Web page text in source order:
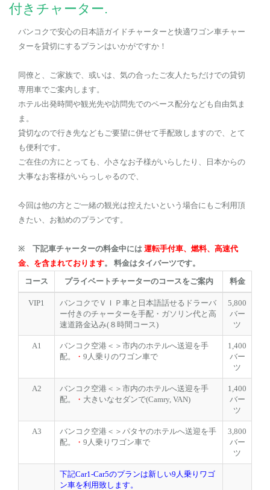
付きチャーター.
バンコクで安心の日本語ガイドチャーターと快適ワゴン車チャー
ターを貸切にするプランはいかがですか！
同僚と、ご家族で、或いは、気の合ったご友人たちだけでの貸切
専用車でご案内します。
ホテル出発時間や観光先や訪問先でのペース配分なども自由気ま
ま。
貸切なので行き先などもご要望に併せて手配致しますので、とて
も便利です。
ご在住の方にとっても、小さなお子様がいらしたり、日本からの
大事なお客様がいらっしゃるので、
今回は他の方とご一緒の観光は控えたいという場合にもご利用頂
きたい、お勧めのプランです。
※ 下記車チャーターの料金中には 運転手付車、燃料、高速代
金、を含まれております。 料金はタイバーツです。
コース
プライベートチャーターのコースをご案内 料金
VIP1
バンコクでＶＩＰ車と日本語話せるドラーバ
ー付きのチャーターを手配・ガソリン代と高
速道路金込み(８時間コース)
5,800
バー
ツ
A1
バンコク空港＜＞市内のホテルへ送迎を手
配。
・ 9人乗りのワゴン車で
1,400
バー
ツ
A2
バンコク空港＜＞市内のホテルへ送迎を手
配。
・ 大きいなセダンで(Camry, VAN)
1,400
バー
ツ
A3
バンコク空港＜＞パタヤのホテルへ送迎を手
配。
・ 9人乗りワゴン車で
3,800
バー
ツ
下記Car1-Car5のプランは新しい9人乗りワゴ
ン車を利用致します。